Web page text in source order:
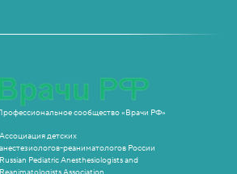
сообщество «Врачи РФ»
Ассоциация детских
анестезиологов-реаниматологов России
Russian Pediatric Anesthesiologists and